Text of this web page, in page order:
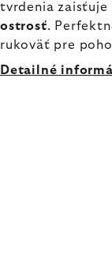
tvrdenia zaisťuje
ostrosť.
rukoväť pre
Detailné